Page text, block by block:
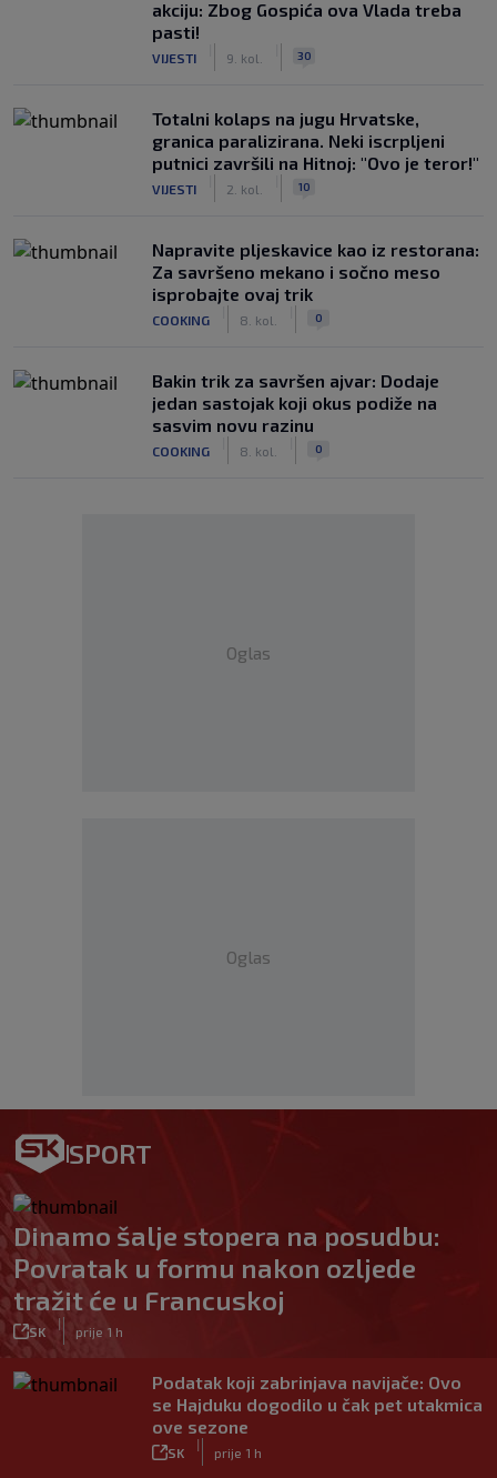
akciju: Zbog Gospića ova Vlada treba
pasti!
VIJESTI 9. kol. 30
Totalni kolaps na jugu Hrvatske,
granica paralizirana. Neki iscrpljeni
putnici završili na Hitnoj: "Ovo je teror!"
VIJESTI 2. kol. 10
Napravite pljeskavice kao iz restorana:
Za savršeno mekano i sočno meso
isprobajte ovaj trik
COOKING 8. kol. 0
Bakin trik za savršen ajvar: Dodaje
jedan sastojak koji okus podiže na
sasvim novu razinu
COOKING 8. kol. 0
Oglas
Oglas
SPORT
Dinamo šalje stopera na posudbu:
Povratak u formu nakon ozljede
tražit će u Francuskoj
SK
|
prije 1 h
Podatak koji zabrinjava navijače: Ovo
se Hajduku dogodilo u čak pet utakmica
ove sezone
SK
|
prije 1 h